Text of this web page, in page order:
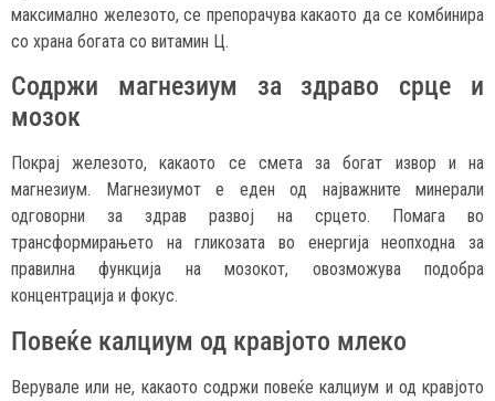
максимално железото, се препорачува какаото да се комбинира
со храна богата со витамин Ц.
Содржи магнезиум за здраво срце и
мозок
Покрај железото, какаото се смета за богат извор и на
магнезиум. Магнезиумот е еден од најважните минерали
одговорни за здрав развој на срцето. Помага во
трансформирањето на гликозата во енергија неопходна за
правилна функција на мозокот, овозможува подобра
концентрација и фокус.
Повеќе калциум од кравјото млеко
Верувале или не, какаото содржи повеќе калциум и од кравјото